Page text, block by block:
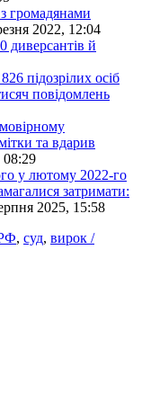
громадянами
2022, 12:04
диверсантів й
підозрілих осіб
повідомлень
та вдарив
08:29
у лютому 2022-го
затримати:
2025, 15:58
, суд, вирок /